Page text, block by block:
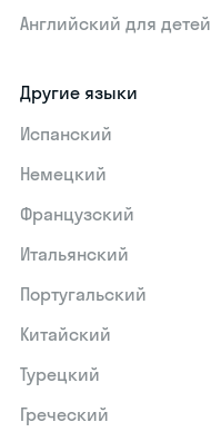
Английский для детей
Другие языки
Испанский
Немецкий
Французский
Итальянский
Португальский
Китайский
Турецкий
Греческий